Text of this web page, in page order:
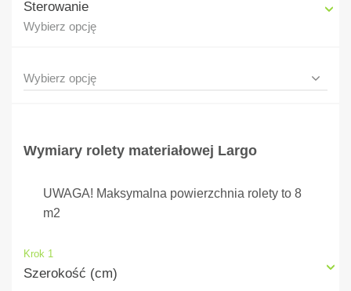
Sterowanie
Wybierz opcję
Wymiary rolety materiałowej Largo
UWAGA! Maksymalna powierzchnia rolety to 8
m2
Krok 1
Szerokość (cm)